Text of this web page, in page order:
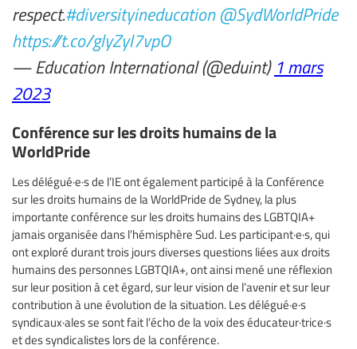
respect.#diversityineducation @SydWorldPride
https://t.co/glyZyl7vpO
— Education International (@eduint) 1 mars
2023
Conférence sur les droits humains de la
WorldPride
Les délégué·e·s de l’IE ont également participé à la Conférence
sur les droits humains de la WorldPride de Sydney, la plus
importante conférence sur les droits humains des LGBTQIA+
jamais organisée dans l’hémisphère Sud. Les participant·e·s, qui
ont exploré durant trois jours diverses questions liées aux droits
humains des personnes LGBTQIA+, ont ainsi mené une réflexion
sur leur position à cet égard, sur leur vision de l’avenir et sur leur
contribution à une évolution de la situation. Les délégué·e·s
syndicaux·ales se sont fait l’écho de la voix des éducateur·trice·s
et des syndicalistes lors de la conférence.